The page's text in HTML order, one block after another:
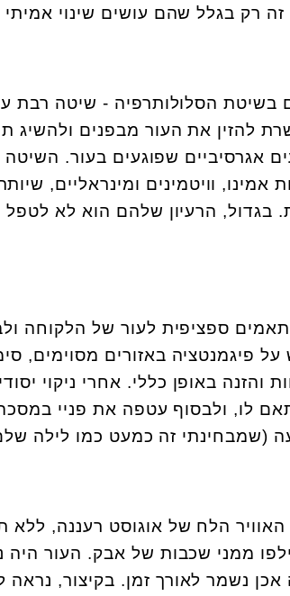
רק בגלל שהם עושים שינוי
בשיטת הסלולותרפיה - שיטה רבת
להזין את העור מבפנים ולהשיג
אגרסיביים שפוגעים בעור.
אמינו, וויטמינים ומינראליים,
בגדול, הרעיון שלהם הוא לא
ספציפית לעור של הלקוחה
פיגמנטציה באזורים מסוימים,
והזנה באופן כללי. אחרי ניקוי
לו, ולבסוף עטפה את פניי במסכה
(שמבחינתי זה כמעט כמו לילה
האוויר הלח של אוגוסט רעננה,
ממני שכבות של אבק. העור היה
אכן נשמר לאורך זמן. בקיצור, נראה